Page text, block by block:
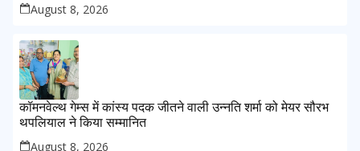
August 8, 2026
कॉमनवेल्थ गेम्स में कांस्य पदक जीतने वाली उन्नति शर्मा को मेयर सौरभ
थपलियाल ने किया सम्मानित
August 8, 2026